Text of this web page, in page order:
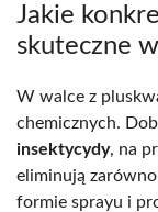
Jakie
skuteczne
W walce z
chemicznych.
insektycydy, na
eliminują
formie sprayu i